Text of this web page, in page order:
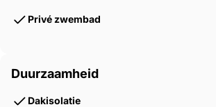
Privé zwembad
Duurzaamheid
Dakisolatie